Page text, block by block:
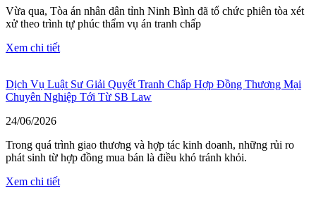
Vừa qua, Tòa án nhân dân tỉnh Ninh Bình đã tổ chức phiên tòa xét
xử theo trình tự phúc thẩm vụ án tranh chấp
Xem chi tiết
Dịch Vụ Luật Sư Giải Quyết Tranh Chấp Hợp Đồng Thương Mại
Chuyên Nghiệp Tới Từ SB Law
24/06/2026
Trong quá trình giao thương và hợp tác kinh doanh, những rủi ro
phát sinh từ hợp đồng mua bán là điều khó tránh khỏi.
Xem chi tiết